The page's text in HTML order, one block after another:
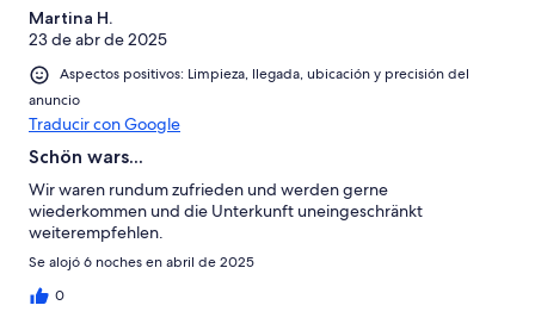
Martina H.
23 de abr de 2025
Aspectos positivos: Limpieza, llegada, ubicación y precisión del
anuncio
Traducir con Google
Schön wars...
Wir waren rundum zufrieden und werden gerne
wiederkommen und die Unterkunft uneingeschränkt
weiterempfehlen.
Se alojó 6 noches en abril de 2025
0